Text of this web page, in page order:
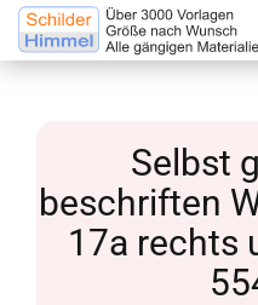
Selbst
beschriften
17a rechts